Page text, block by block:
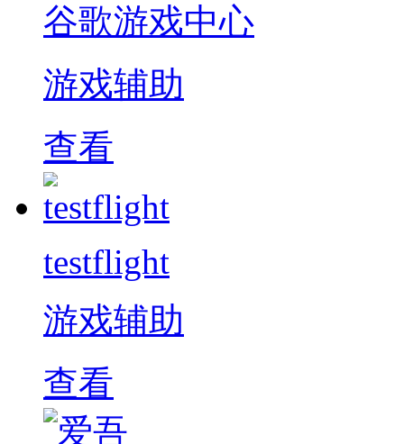
谷歌游戏中心
游戏辅助
查看
testflight
游戏辅助
查看